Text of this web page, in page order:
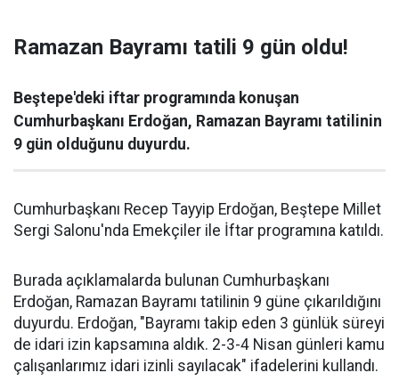
Ramazan Bayramı tatili 9 gün oldu!
Beştepe'deki iftar programında konuşan
Cumhurbaşkanı Erdoğan, Ramazan Bayramı tatilinin
9 gün olduğunu duyurdu.
Cumhurbaşkanı Recep Tayyip Erdoğan, Beştepe Millet
Sergi Salonu'nda Emekçiler ile İftar programına katıldı.
Burada açıklamalarda bulunan Cumhurbaşkanı
Erdoğan, Ramazan Bayramı tatilinin 9 güne çıkarıldığını
duyurdu. Erdoğan, "Bayramı takip eden 3 günlük süreyi
de idari izin kapsamına aldık. 2-3-4 Nisan günleri kamu
çalışanlarımız idari izinli sayılacak" ifadelerini kullandı.